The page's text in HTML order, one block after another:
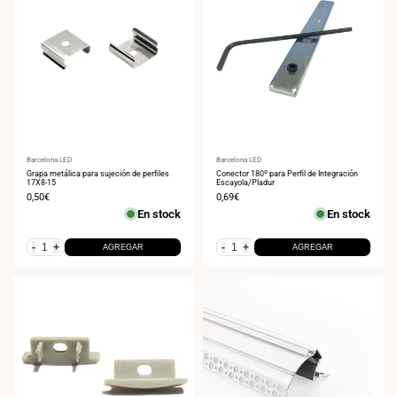
Proveedor:
Barcelona LED
Grapa metálica para sujeción de perfiles
17X8-15
Precio
0,50€
En stock
- + AGREGAR
Proveedor:
Barcelona LED
Conector 180º para Perfil de Integración
Escayola/Pladur
Precio
0,69€
En stock
- + AGREGAR